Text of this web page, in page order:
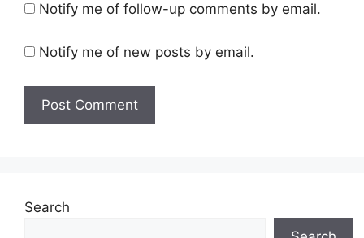
Notify me of follow-up comments by email.
Notify me of new posts by email.
Search